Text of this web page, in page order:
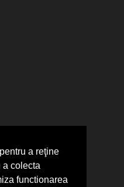
a reţine
a colecta
functionarea